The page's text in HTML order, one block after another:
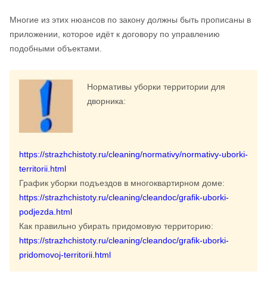
Многие из этих нюансов по закону должны быть прописаны в
приложении, которое идёт к договору по управлению
подобными объектами.
Нормативы уборки территории для
дворника:
https://strazhchistoty.ru/cleaning/normativy/normativy-uborki-
territorii.html
График уборки подъездов в многоквартирном доме:
https://strazhchistoty.ru/cleaning/cleandoc/grafik-uborki-
podjezda.html
Как правильно убирать придомовую территорию:
https://strazhchistoty.ru/cleaning/cleandoc/grafik-uborki-
pridomovoj-territorii.html